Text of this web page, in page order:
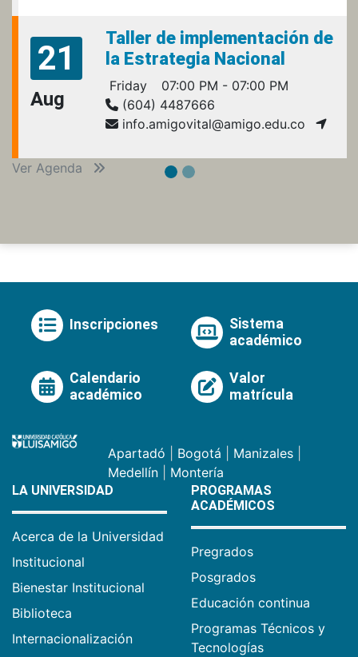
21
Aug
Taller de implementación de
la Estrategia Nacional
Friday
07:00 PM - 07:00 PM
(604) 4487666
info.amigovital@amigo.edu.co
Ver Agenda
Inscripciones
Sistema
académico
Calendario
académico
Valor
matrícula
Apartadó Bogotá Manizales
Medellín
Montería
LA UNIVERSIDAD
Acerca de la Universidad
Institucional
Bienestar Institucional
Biblioteca
Internacionalización
PROGRAMAS
ACADÉMICOS
Pregrados
Posgrados
Educación continua
Programas Técnicos y
Tecnologías